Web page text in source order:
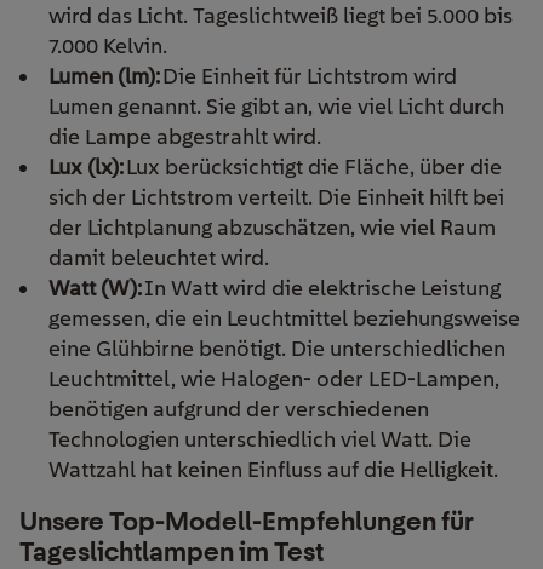
wird das Licht. Tageslichtweiß liegt bei 5.000 bis
7.000 Kelvin.
Lumen (lm):Die Einheit für Lichtstrom wird
Lumen genannt. Sie gibt an, wie viel Licht durch
die Lampe abgestrahlt wird.
Lux (lx):Lux berücksichtigt die Fläche, über die
sich der Lichtstrom verteilt. Die Einheit hilft bei
der Lichtplanung abzuschätzen, wie viel Raum
damit beleuchtet wird.
Watt (W):In Watt wird die elektrische Leistung
gemessen, die ein Leuchtmittel beziehungsweise
eine Glühbirne benötigt. Die unterschiedlichen
Leuchtmittel, wie Halogen- oder LED-Lampen,
benötigen aufgrund der verschiedenen
Technologien unterschiedlich viel Watt. Die
Wattzahl hat keinen Einfluss auf die Helligkeit.
Unsere Top-Modell-Empfehlungen für
Tageslichtlampen im Test